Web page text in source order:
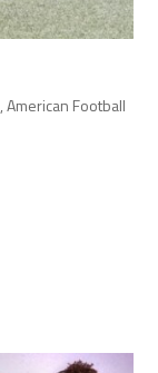
,American Football